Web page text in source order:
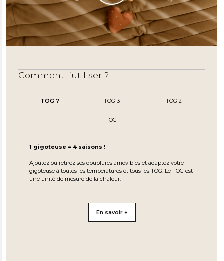
Comment l’utiliser ?
TOG ? TOG 3 TOG 2
TOG1
1 gigoteuse = 4 saisons !
Ajoutez ou retirez ses doublures amovibles et adaptez votre
gigoteuse à toutes les températures et tous les TOG. Le TOG est
une unité de mesure de la chaleur.
En savoir +